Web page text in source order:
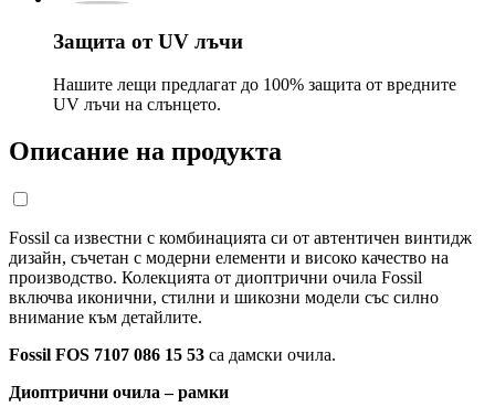
Защита от UV лъчи
Нашите лещи предлагат до 100% защита от вредните
UV лъчи на слънцето.
Описание на продукта
Fossil са известни с комбинацията си от автентичен винтидж
дизайн, съчетан с модерни елементи и високо качество на
производство. Колекцията от диоптрични очила Fossil
включва иконични, стилни и шикозни модели със силно
внимание към детайлите.
Fossil FOS 7107 086 15 53 са дамски очила.
Диоптрични очила – рамки